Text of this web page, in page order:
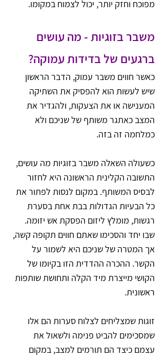
מפוכח וחזק יותר, יכול לצמוח במקומו.
משבר בזוגיות - מה עושים
ברגעים של בדידות עמוקה?
כאשר חווים משבר עמוק, הדבר הראשון
שיש לעשות הוא להפסיק את השתיקה
המענישה או את הצעקות, ולהגדיר את
המצב כאתגר משותף של שניכם ולא
כמלחמה זה בזה.
כשעולה השאלה משבר בזוגיות מה עושים,
התשובה הקלינית הראשונה היא לחזור
לבסיס המשותף. במקום לנסות לפתור את
כל הבעיות הגדולות בבת אחת בסערת
רגשות, מומלץ ליזום הפסקת אש יזומה.
שבו יחד והסכימו שאתם חווים תקופה קשה,
אך המטרה של שניכם היא לשמור על
הקשר. ההכרה ההדדית הזו בקיומו של
הקושי מייצרת מיד הקלה ותחושת שותפות
ראשונית.
זוגות שמצליחים לצלוח סערות הם אלו
שמסכימים להביט פנימה ולשאול את
עצמם כיצד הם תורמים למצב, במקום